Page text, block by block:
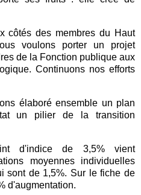
côtés des membres du Haut
voulons porter un projet
de la Fonction publique aux
Continuons nos efforts
élaboré ensemble un plan
un pilier de la transition
d'indice de 3,5% vient
moyennes individuelles
sont de 1,5%. Sur le fiche de
d'augmentation.